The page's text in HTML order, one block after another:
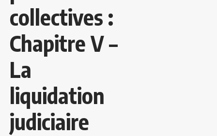
collectives :
Chapitre V –
La
liquidation
judiciaire